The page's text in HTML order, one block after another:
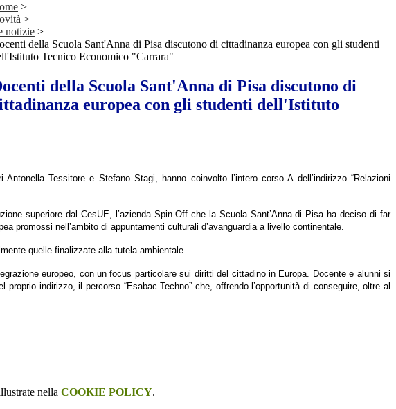
>
>
notizie >
della Scuola Sant'Anna di Pisa discutono di cittadinanza europea con gli studenti
Tecnico Economico "Carrara"
della Scuola Sant'Anna di Pisa discutono di
europea con gli studenti dell'Istituto
Tessitore e Stefano Stagi, hanno coinvolto l’intero corso A dell’indirizzo “Relazioni
superiore dalCesUE, l’azienda Spin-Off che la Scuola Sant’Anna di Pisa ha deciso di far
promossi nell’ambito di appuntamenti culturali d’avanguardia a livello continentale.
quelle finalizzate alla tutela ambientale.
europeo, conun focus particolaresui diritti del cittadino in Europa. Docente e alunni si
proprio indirizzo, il percorso “Esabac Techno” che, offrendol’opportunitàdi conseguire, oltre al
nella COOKIE POLICY.